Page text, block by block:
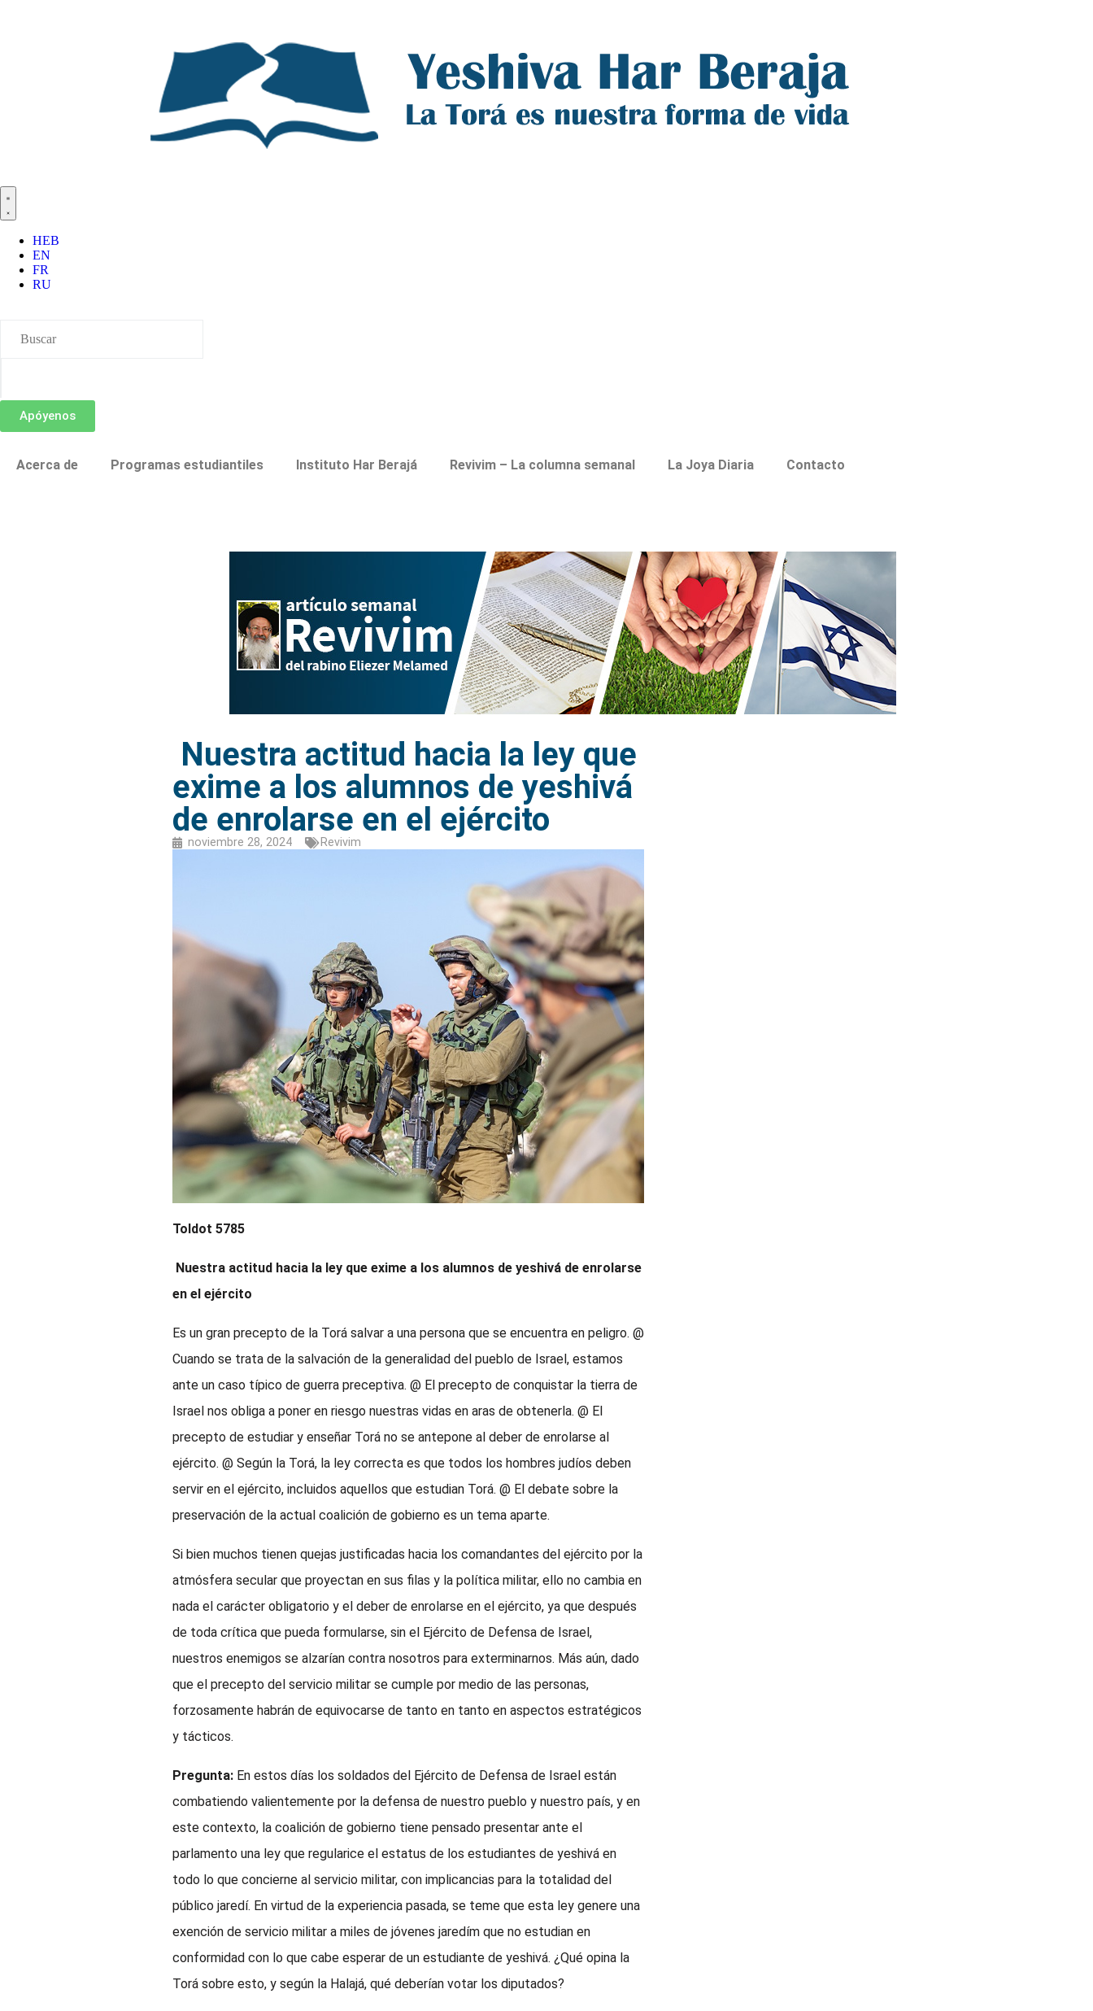
HEB
EN
FR
RU
Apóyenos
Acerca de Programas estudiantiles Instituto Har Berajá Revivim – La columna semanal La Joya Diaria Contacto
Nuestra actitud hacia la ley que
exime a los alumnos de yeshivá
de enrolarse en el ejército
noviembre 28, 2024 Revivim
Toldot 5785
Nuestra actitud hacia la ley que exime a los alumnos de yeshivá de enrolarse
en el ejército
Es un gran precepto de la Torá salvar a una persona que se encuentra en peligro. @
Cuando se trata de la salvación de la generalidad del pueblo de Israel, estamos
ante un caso típico de guerra preceptiva. @ El precepto de conquistar la tierra de
Israel nos obliga a poner en riesgo nuestras vidas en aras de obtenerla. @ El
precepto de estudiar y enseñar Torá no se antepone al deber de enrolarse al
ejército. @ Según la Torá, la ley correcta es que todos los hombres judíos deben
servir en el ejército, incluidos aquellos que estudian Torá. @ El debate sobre la
preservación de la actual coalición de gobierno es un tema aparte.
Si bien muchos tienen quejas justificadas hacia los comandantes del ejército por la
atmósfera secular que proyectan en sus filas y la política militar, ello no cambia en
nada el carácter obligatorio y el deber de enrolarse en el ejército, ya que después
de toda crítica que pueda formularse, sin el Ejército de Defensa de Israel,
nuestros enemigos se alzarían contra nosotros para exterminarnos. Más aún, dado
que el precepto del servicio militar se cumple por medio de las personas,
forzosamente habrán de equivocarse de tanto en tanto en aspectos estratégicos
y tácticos.
Pregunta: En estos días los soldados del Ejército de Defensa de Israel están
combatiendo valientemente por la defensa de nuestro pueblo y nuestro país, y en
este contexto, la coalición de gobierno tiene pensado presentar ante el
parlamento una ley que regularice el estatus de los estudiantes de yeshivá en
todo lo que concierne al servicio militar, con implicancias para la totalidad del
público jaredí. En virtud de la experiencia pasada, se teme que esta ley genere una
exención de servicio militar a miles de jóvenes jaredím que no estudian en
conformidad con lo que cabe esperar de un estudiante de yeshivá. ¿Qué opina la
Torá sobre esto, y según la Halajá, qué deberían votar los diputados?